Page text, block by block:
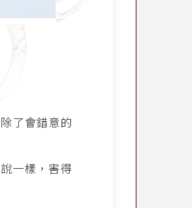
了會錯意的
一樣，害得